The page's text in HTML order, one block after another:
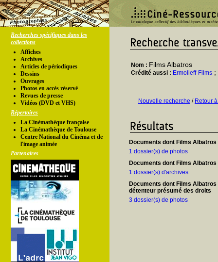
Recherches spécifiques dans les
collections
Affiches
Archives
Articles de périodiques
Dessins
Ouvrages
Photos en accés réservé
Revues de presse
Vidéos (DVD et VHS)
Répertoires
La Cinémathèque française
La Cinémathèque de Toulouse
Centre National du Cinéma et de
l'image animée
Partenaires
Nom : Films Albatros
Crédité aussi : Ermolieff-Films ;
Nouvelle recherche / Retour
Documents dont Films
1 dossier(s) de photos
Documents dont Films
1 dossier(s) d'archives
Documents dont Films Albatros
détenteur présumé des droits
3 dossier(s) de photos